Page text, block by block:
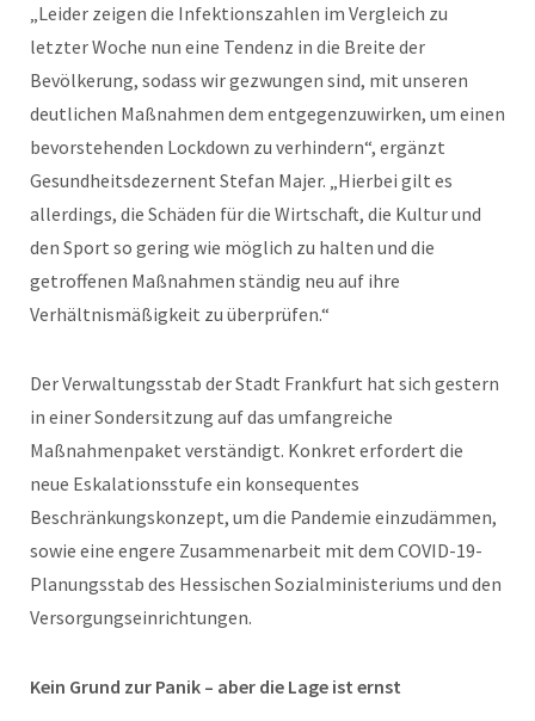
„Leider zeigen die Infektionszahlen im Vergleich zu
letzter Woche nun eine Tendenz in die Breite der
Bevölkerung, sodass wir gezwungen sind, mit unseren
deutlichen Maßnahmen dem entgegenzuwirken, um einen
bevorstehenden Lockdown zu verhindern“, ergänzt
Gesundheitsdezernent Stefan Majer. „Hierbei gilt es
allerdings, die Schäden für die Wirtschaft, die Kultur und
den Sport so gering wie möglich zu halten und die
getroffenen Maßnahmen ständig neu auf ihre
Verhältnismäßigkeit zu überprüfen.“
Der Verwaltungsstab der Stadt Frankfurt hat sich gestern
in einer Sondersitzung auf das umfangreiche
Maßnahmenpaket verständigt. Konkret erfordert die
neue Eskalationsstufe ein konsequentes
Beschränkungskonzept, um die Pandemie einzudämmen,
sowie eine engere Zusammenarbeit mit dem COVID-19-
Planungsstab des Hessischen Sozialministeriums und den
Versorgungseinrichtungen.
Kein Grund zur Panik – aber die Lage ist ernst